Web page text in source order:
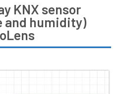
KNX sensor
and humidity)